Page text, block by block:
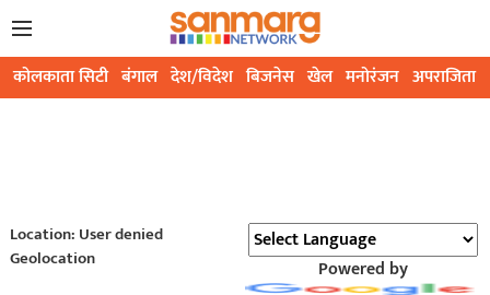
कोलकाता सिटी बंगाल देश/विदेश बिजनेस खेल मनोरंजन अपराजिता
Location: User denied
Geolocation
Powered by